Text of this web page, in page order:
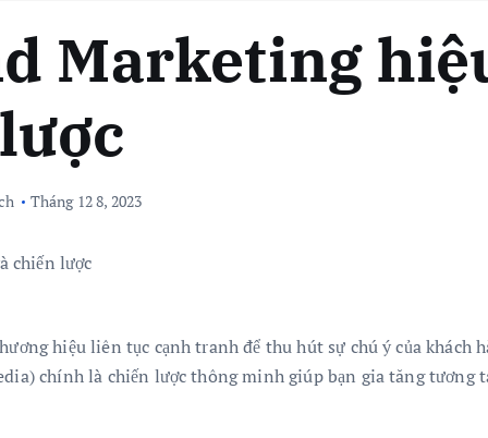
Marketing
Tháng 12 8, 2023
hiệu liên tục cạnh tranh để thu hút sự chú ý của khách
chính là chiến lược thông minh giúp bạn gia tăng tương